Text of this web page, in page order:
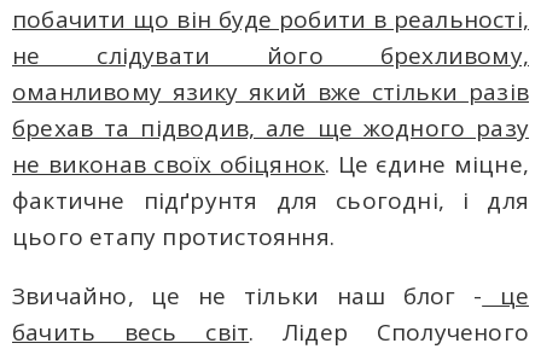
побачити що він буде робити в реальності,
не слідувати його брехливому,
оманливому язику який вже стільки разів
брехав та підводив, але ще жодного разу
не виконав своїх обіцянок. Це єдине міцне,
фактичне підґрунтя для сьогодні, і для
цього етапу протистояння.
Звичайно, це не тільки наш блог - це
бачить весь світ. Лідер Сполученого